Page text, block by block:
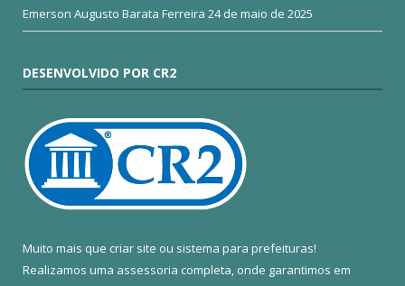
Emerson Augusto Barata Ferreira 24 de maio de 2025
DESENVOLVIDO POR CR2
Muito mais que criar site ou sistema para prefeituras!
Realizamos uma assessoria completa, onde garantimos em